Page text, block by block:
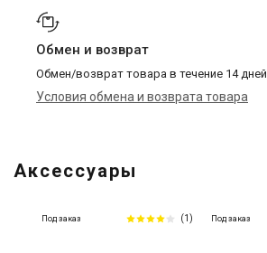
Обмен и возврат
Обмен/возврат товара в течение 14 дней
Условия обмена и возврата товара
Аксессуары
Под заказ (1) Под заказ